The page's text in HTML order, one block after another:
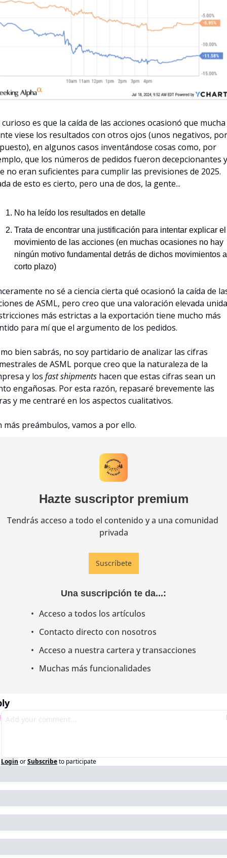
es que la caída de las acciones ocasionó que mucha
viese los resultados con otros ojos (unos negativos, por
en algunos casos inventándose cosas como, por
que los números de pedidos fueron decepcionantes y
no eran suficientes para cumplir las previsiones de 2025.
de esto es cierto, pero una de dos, la gente...
No ha leído los resultados en detalle
Trata de encontrar una justificación para intentar explicar el
movimiento de las acciones (en muchas ocasiones no hay
ningún motivo fundamental detrás de dichos movimientos a
corto plazo)
no sé a ciencia cierta qué ocasionó la caída de
de ASML, pero creo que una valoración elevada
más estrictas a la exportación tiene mucho más
para mí que el argumento de los pedidos.
bien sabrás, no soy partidario de analizar las cifras
de ASML porque creo que la naturaleza de la
y los fast shipments hacen que estas cifras sean un
engañosas. Por esta razón, repasaré brevemente las
y me centraré en los aspectos cualitativos.
más preámbulos, vamos a por ello.
Hazte suscriptor premium
Tendrás acceso a todo el contenido y a una comunidad
privada
Suscríbete
Una suscripción te da...:
Acceso a todos los artículos
Contacto directo con nosotros
Acceso a nuestra cartera y transacciones
Muchas más funcionalidades
Login orSubscribeto participate